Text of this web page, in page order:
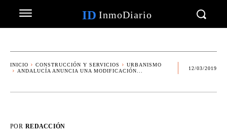
ID InmoDiario
INICIO CONSTRUCCIÓN Y SERVICIOS
URBANISMO
ANDALUCÍA ANUNCIA UNA MODIFICACIÓN...
12/03/2019
POR REDACCIÓN